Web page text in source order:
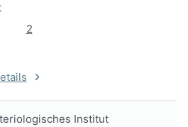
2
Institut